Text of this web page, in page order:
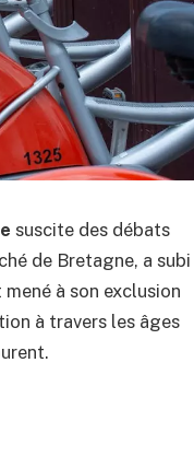
suscite des débats
de Bretagne, a subi
à son exclusion
à travers les âges